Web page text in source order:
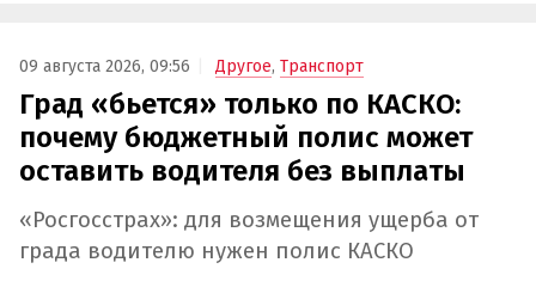
09 августа 2026, 09:56 Другое, Транспорт
Град «бьется» только по КАСКО:
почему бюджетный полис может
оставить водителя без выплаты
«Росгосстрах»: для возмещения ущерба от
града водителю нужен полис КАСКО